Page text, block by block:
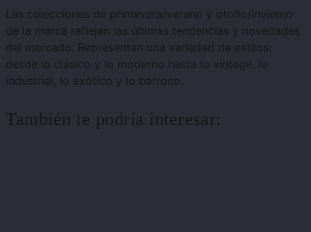
Las colecciones de primavera/verano y otoño/invierno
de la marca reflejan las últimas tendencias y novedades
del mercado. Representan una variedad de estilos:
desde lo clásico y lo moderno hasta lo vintage, lo
industrial, lo exótico y lo barroco.
También te podría interesar: